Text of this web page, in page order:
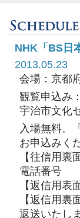
NHK「BS日
2013.05.23
会場：京都
観覧申込み
宇治市文化
入場無料。
お申込みく
【往信用
電話番号
【返信用
【返信用
返送いたし